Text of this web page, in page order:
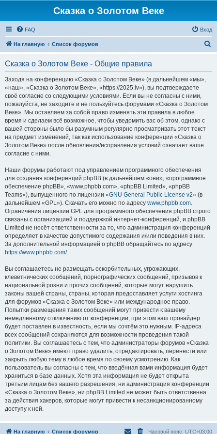
Сказка о Золотом Веке
FAQ Вход
На главную Список форумов
Сказка о Золотом Веке - Общие правила
Заходя на конференцию «Сказка о Золотом Веке» (в дальнейшем «мы»,
«наш», «Сказка о Золотом Веке», «https://2025.lv»), вы подтверждаете
своё согласие со следующими условиями. Если вы не согласны с ними,
пожалуйста, не заходите и не пользуйтесь форумами «Сказка о Золотом
Веке». Мы оставляем за собой право изменять эти правила в любое
время и сделаем всё возможное, чтобы уведомить вас об этом, однако с
вашей стороны было бы разумным регулярно просматривать этот текст
на предмет изменений, так как использование конференции «Сказка о
Золотом Веке» после обновления/исправления условий означает ваше
согласие с ними.
Наши форумы работают под управлением программного обеспечения
для создания конференций phpBB (в дальнейшем «они», «программное
обеспечение phpBB», «www.phpbb.com», «phpBB Limited», «phpBB
Teams»), выпущенного по лицензии «GNU General Public License v2» (в
дальнейшем «GPL»). Скачать его можно по адресу www.phpbb.com.
Ограничения лицензии GPL для программного обеспечения phpBB строго
связаны с организацией и поддержкой интернет-конференций, и phpBB
Limited не несёт ответственности за то, что администрация конференций
определяет в качестве допустимого содержания и/или поведения в них.
За дополнительной информацией о phpBB обращайтесь по адресу
https://www.phpbb.com/.
Вы соглашаетесь не размещать оскорбительных, угрожающих,
клеветнических сообщений, порнографических сообщений, призывов к
национальной розни и прочих сообщений, которые могут нарушить
законы вашей страны, страны, которая предоставляет услуги хостинга
для форумов «Сказка о Золотом Веке» или международное право.
Попытки размещения таких сообщений могут привести к вашему
немедленному отключению от конференции, при этом ваш провайдер
будет поставлен в известность, если мы сочтём это нужным. IP-адреса
всех сообщений сохраняются для возможности проведения такой
политики. Вы соглашаетесь с тем, что администраторы форумов «Сказка
о Золотом Веке» имеют право удалить, отредактировать, перенести или
закрыть любую тему в любое время по своему усмотрению. Как
пользователь вы согласны с тем, что введённая вами информация будет
храниться в базе данных. Хотя эта информация не будет открыта
третьим лицам без вашего разрешения, ни администрация конференции
«Сказка о Золотом Веке», ни phpBB Limited не может быть ответственна
за действия хакеров, которые могут привести к несанкционированному
доступу к ней.
На главную Список форумов Часовой пояс: UTC+03:00